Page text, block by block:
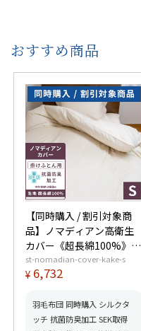
おすすめ商品
【同時購入 / 割引対象商
品】ノマディアン高衛生
カバー《超長綿100%》掛
けふとん用 シングル
st-nomadian-cover-kake-s
¥ 6,732
羽毛布団 同時購入 シルクタ
ッチ 抗菌防臭加工 SEK取得